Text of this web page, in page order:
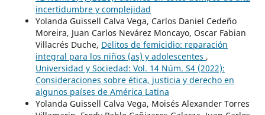
incertidumbre y complejidad
Yolanda Guissell Calva Vega, Carlos Daniel Cedeño
Moreira, Juan Carlos Nevárez Moncayo, Oscar Fabian
Villacrés Duche, Delitos de femicidio: reparación
integral para los niños (as) y adolescentes ,
Universidad y Sociedad: Vol. 14 Núm. S4 (2022):
Consideraciones sobre ética, justicia y derecho en
algunos países de América Latina
Yolanda Guissell Calva Vega, Moisés Alexander Torres